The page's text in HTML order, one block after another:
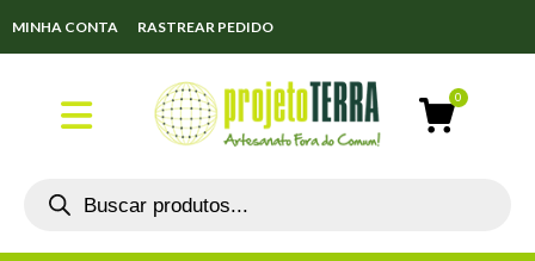
MINHA CONTA RASTREAR PEDIDO